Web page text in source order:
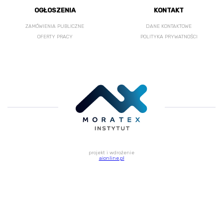
OGŁOSZENIA
ZAMÓWIENIA PUBLICZNE
OFERTY PRACY
KONTAKT
DANE KONTAKTOWE
POLITYKA PRYWATNOŚCI
projekt i wdrożenie
aionline.pl